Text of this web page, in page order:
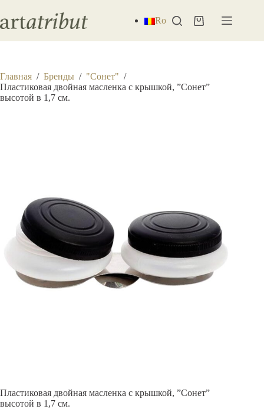
сути
Ro Корзина
Главная / Бренды / "Сонет" /
Пластиковая двойная масленка с крышкой, ”Сонет”
высотой в 1,7 см.
Пластиковая двойная масленка с крышкой, ”Сонет”
высотой в 1,7 см.